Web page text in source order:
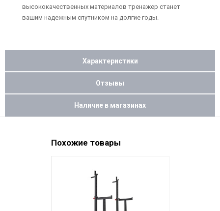
высококачественных материалов тренажер станет
вашим надежным спутником на долгие годы.
Характеристики
Отзывы
Наличие в магазинах
Похожие товары